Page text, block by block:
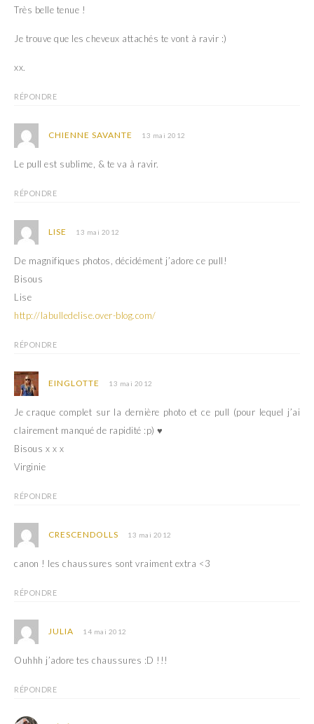
Très belle tenue !
Je trouve que les cheveux attachés te vont à ravir :)
xx.
RÉPONDRE
CHIENNE SAVANTE 13 mai 2012
Le pull est sublime, & te va à ravir.
RÉPONDRE
LISE 13 mai 2012
De magnifiques photos, décidément j’adore ce pull!
Bisous
Lise
http://labulledelise.over-blog.com/
RÉPONDRE
EINGLOTTE 13 mai 2012
Je craque complet sur la dernière photo et ce pull (pour lequel j’ai
clairement manqué de rapidité :p) ♥
Bisous x x x
Virginie
RÉPONDRE
CRESCENDOLLS 13 mai 2012
canon ! les chaussures sont vraiment extra <3
RÉPONDRE
JULIA 14 mai 2012
Ouhhh j’adore tes chaussures :D !!!
RÉPONDRE